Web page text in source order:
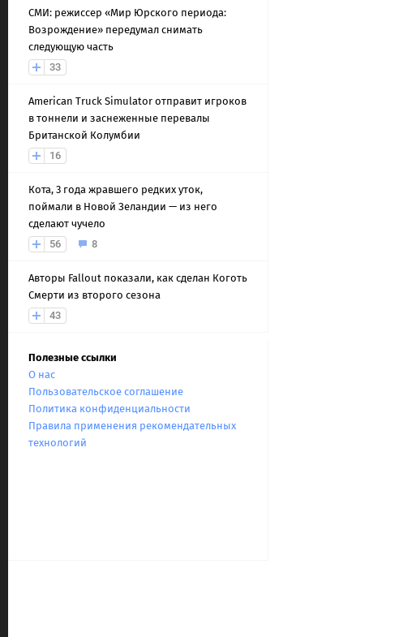
СМИ: режиссер «Мир Юрского периода:
Возрождение» передумал снимать
следующую часть
33
American Truck Simulator отправит игроков
в тоннели и заснеженные перевалы
Британской Колумбии
16
Кота, 3 года жравшего редких уток,
поймали в Новой Зеландии — из него
сделают чучело
56
8
Авторы Fallout показали, как сделан Коготь
Смерти из второго сезона
43
Полезные ссылки
О нас
Пользовательское соглашение
Политика конфиденциальности
Правила применения рекомендательных
технологий